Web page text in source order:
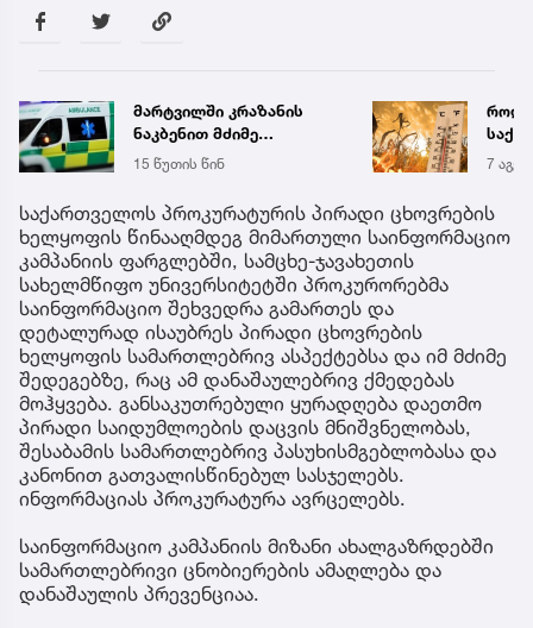
მარტვილში კრაზანის
ნაკბენით მძიმე
მდგომარეობაში მყოფი
ახალგაზრდა
გადაარჩინეს
15 წუთის წინ 7 აგვ
საქართველოს პროკურატურის პირადი ცხოვრების
ხელყოფის წინააღმდეგ მიმართული საინფორმაციო
კამპანიის ფარგლებში, სამცხე-ჯავახეთის
სახელმწიფო უნივერსიტეტში პროკურორებმა
საინფორმაციო შეხვედრა გამართეს და
დეტალურად ისაუბრეს პირადი ცხოვრების
ხელყოფის სამართლებრივ ასპექტებსა და იმ მძიმე
შედეგებზე, რაც ამ დანაშაულებრივ ქმედებას
მოჰყვება. განსაკუთრებული ყურადღება დაეთმო
პირადი საიდუმლოების დაცვის მნიშვნელობას,
შესაბამის სამართლებრივ პასუხისმგებლობასა და
კანონით გათვალისწინებულ სასჯელებს.
ინფორმაციას პროკურატურა ავრცელებს.
საინფორმაციო კამპანიის მიზანი ახალგაზრდებში
სამართლებრივი ცნობიერების ამაღლება და
დანაშაულის პრევენციაა.